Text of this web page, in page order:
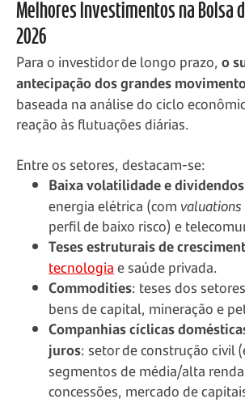
Melhores Investimentos na Bolsa
2026
Para o investidor de longo prazo, o
antecipação dos grandes
baseada na análise do ciclo
reação às flutuações diárias.
Entre os setores, destacam-se:
Baixa volatilidade e
energia elétrica (com valuations
perfil de baixo risco) e
Teses estruturais de
tecnologia e saúde privada.
Commodities: teses dos
bens de capital, mineração e
Companhias cíclicas
juros: setor de construção civil
segmentos de média/alta
concessões, mercado de